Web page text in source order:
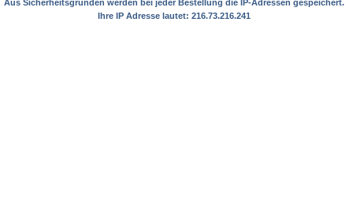
Aus Sicherheitsgründen werden bei jeder Bestellung die IP-Adressen gespeichert.
Ihre IP Adresse lautet: 216.73.216.241